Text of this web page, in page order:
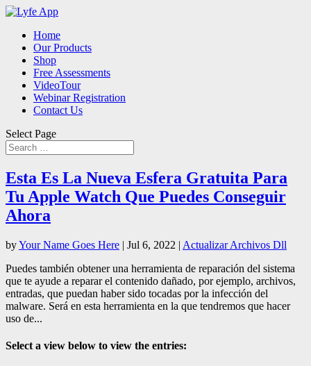
Home
Our Products
Shop
Free Assessments
VideoTour
Webinar Registration
Contact Us
Select Page
Esta Es La Nueva Esfera Gratuita Para
Tu Apple Watch Que Puedes Conseguir
Ahora
byYour Name Goes Here | Jul 6, 2022 | Actualizar Archivos Dll
Puedes también obtener una herramienta de reparación del sistema
que te ayude a reparar el contenido dañado, por ejemplo, archivos,
entradas, que puedan haber sido tocadas por la infección del
malware. Será en esta herramienta en la que tendremos que hacer
uso de...
Select a view below to view the entries: